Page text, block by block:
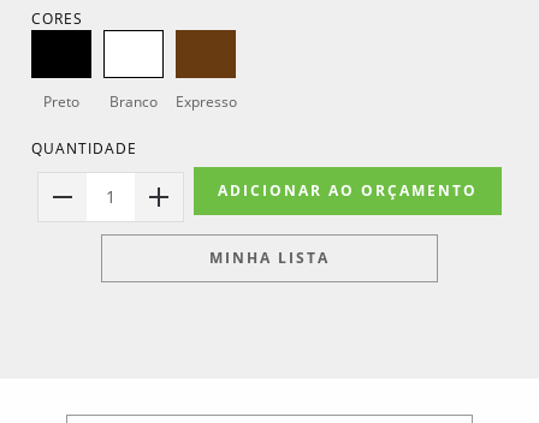
CORES
Preto Branco Expresso
QUANTIDADE
1 ADICIONAR AO ORÇAMENTO
MINHA LISTA